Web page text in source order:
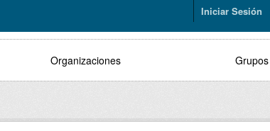
Iniciar Sesión
Organizaciones Grupos